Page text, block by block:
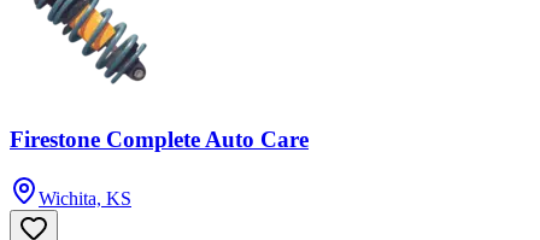
Firestone Complete Auto Care
Wichita, KS